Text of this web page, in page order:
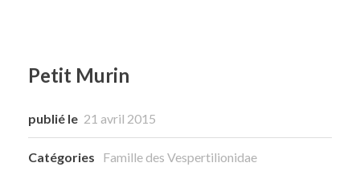
Petit Murin
publié le 21 avril 2015
Catégories Famille des Vespertilionidae